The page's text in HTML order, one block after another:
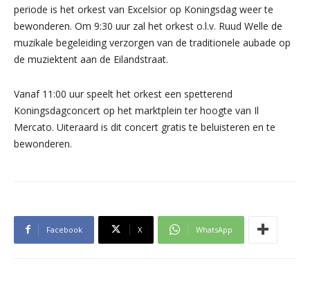
periode is het orkest van Excelsior op Koningsdag weer te
bewonderen. Om 9:30 uur zal het orkest o.l.v. Ruud Welle de
muzikale begeleiding verzorgen van de traditionele aubade op
de muziektent aan de Eilandstraat.
Vanaf 11:00 uur speelt het orkest een spetterend
Koningsdagconcert op het marktplein ter hoogte van Il
Mercato. Uiteraard is dit concert gratis te beluisteren en te
bewonderen.
Facebook X WhatsApp